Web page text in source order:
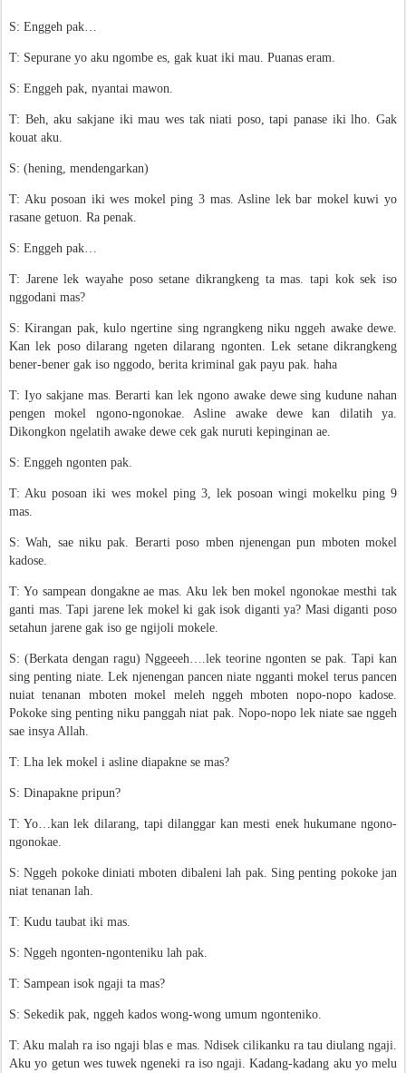
S: Enggeh pak…
T: Sepurane yo aku ngombe es, gak kuat iki mau. Puanas eram.
S: Enggeh pak, nyantai mawon.
T: Beh, aku sakjane iki mau wes tak niati poso, tapi panase iki lho. Gak
kouat aku.
S: (hening, mendengarkan)
T: Aku posoan iki wes mokel ping 3 mas. Asline lek bar mokel kuwi yo
rasane getuon. Ra penak.
S: Enggeh pak…
T: Jarene lek wayahe poso setane dikrangkeng ta mas. tapi kok sek iso
nggodani mas?
S: Kirangan pak, kulo ngertine sing ngrangkeng niku nggeh awake dewe.
Kan lek poso dilarang ngeten dilarang ngonten. Lek setane dikrangkeng
bener-bener gak iso nggodo, berita kriminal gak payu pak. haha
T: Iyo sakjane mas. Berarti kan lek ngono awake dewe sing kudune nahan
pengen mokel ngono-ngonokae. Asline awake dewe kan dilatih ya.
Dikongkon ngelatih awake dewe cek gak nuruti kepinginan ae.
S: Enggeh ngonten pak.
T: Aku posoan iki wes mokel ping 3, lek posoan wingi mokelku ping 9
mas.
S: Wah, sae niku pak. Berarti poso mben njenengan pun mboten mokel
kadose.
T: Yo sampean dongakne ae mas. Aku lek ben mokel ngonokae mesthi tak
ganti mas. Tapi jarene lek mokel ki gak isok diganti ya? Masi diganti poso
setahun jarene gak iso ge ngijoli mokele.
S: (Berkata dengan ragu) Nggeeeh….lek teorine ngonten se pak. Tapi kan
sing penting niate. Lek njenengan pancen niate ngganti mokel terus pancen
nuiat tenanan mboten mokel meleh nggeh mboten nopo-nopo kadose.
Pokoke sing penting niku panggah niat pak. Nopo-nopo lek niate sae nggeh
sae insya Allah.
T: Lha lek mokel i asline diapakne se mas?
S: Dinapakne pripun?
T: Yo…kan lek dilarang, tapi dilanggar kan mesti enek hukumane ngono-
ngonokae.
S: Nggeh pokoke diniati mboten dibaleni lah pak. Sing penting pokoke jan
niat tenanan lah.
T: Kudu taubat iki mas.
S: Nggeh ngonten-ngonteniku lah pak.
T: Sampean isok ngaji ta mas?
S: Sekedik pak, nggeh kados wong-wong umum ngonteniko.
T: Aku malah ra iso ngaji blas e mas. Ndisek cilikanku ra tau diulang ngaji.
Aku yo getun wes tuwek ngeneki ra iso ngaji. Kadang-kadang aku yo melu